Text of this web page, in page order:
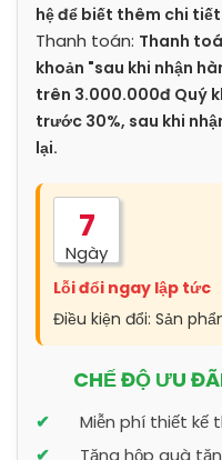
hệ để biết thêm chi
Thanh toán: Thanh
khoản "sau khi nhận
trên 3.000.000đ Quý
trước 30%, sau khi
lại.
7
Ngày
Lỗi đổi ngay lập tức
Điều kiện đổi: Sản
CHẾ ĐỘ ƯU
Miễn phí thiết kế
Tặng hộp quà